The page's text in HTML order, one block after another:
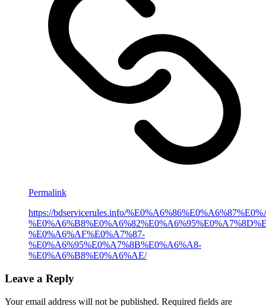
Permalink
https://bdservicerules.info/
%E0%A6%AF%E0%A7%87-
%E0%A6%95%E0%A7%8B%E0%A6%A8-
%E0%A6%B8%E0%A6%AE/
Leave a Reply
Your email address will not be published. Required fields are